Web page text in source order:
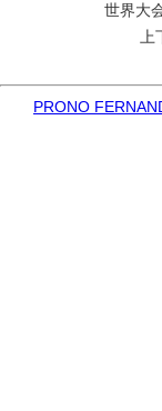
世界大
PRONO